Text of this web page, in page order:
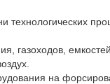
газоходов,
на